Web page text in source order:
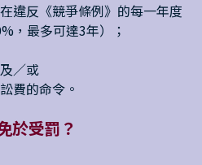
違反《競爭條例》的每一年度
，最多可達3年）；
／或
費的命令。
於受罰？